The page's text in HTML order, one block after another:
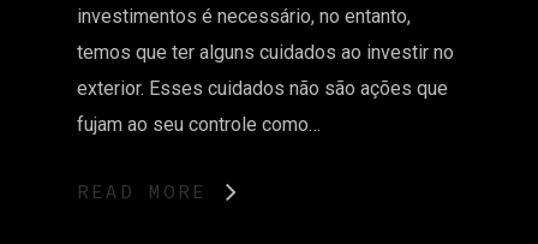
investimentos é necessário, no entanto,
temos que ter alguns cuidados ao investir no
exterior. Esses cuidados não são ações que
fujam ao seu controle como…
READ MORE